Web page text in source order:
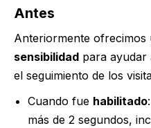
Antes
Anteriormente ofrecimos
sensibilidad para ayudar
el seguimiento de los
Cuando fue habilitado
más de 2 segundos,